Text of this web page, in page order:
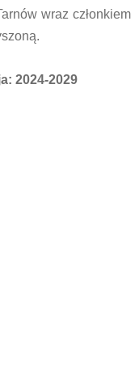
wraz członkiem
2024-2029